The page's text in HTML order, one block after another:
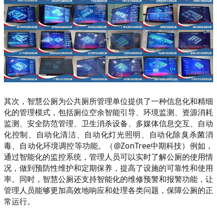
其次，智慧公厕为公共厕所管理单位提供了一种信息化和精细
化的管理模式，包括厕位空余智能引导、环境监测、资源消耗
监测、安全防范管理、卫生消杀设备、多媒体信息交互、自动
化控制、自动化清洁、自动化灯光照明、自动化除臭杀菌消
毒、自动化环境调控等功能。（@ZonTree中期科技）例如，
通过智能化的监控系统，管理人员可以实时了解公厕的使用情
况，做到预防性维护和定期保养，提高了设施的可靠性和使用
率。同时，智慧公厕还支持智能化的维修预警和报警功能，让
管理人员能够更加高效地响应和处理各类问题，保障公厕的正
常运行。